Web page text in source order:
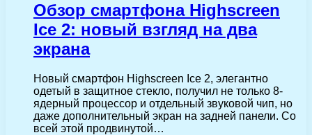
Обзор смартфона Highscreen
Ice 2: новый взгляд на два
экрана
Новый смартфон Highscreen Ice 2, элегантно
одетый в защитное стекло, получил не только 8-
ядерный процессор и отдельный звуковой чип, но
даже дополнительный экран на задней панели. Со
всей этой продвинутой…